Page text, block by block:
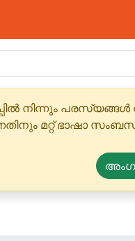
നിന്നും
മറ്റ് ഭാഷാ